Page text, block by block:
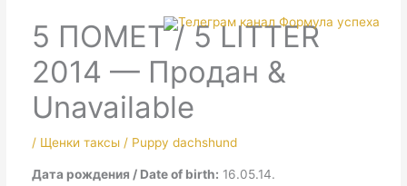
5 ПОМЕТ / 5 LITTER
2014 — Продан &
Unavailable
/ Щенки таксы / Puppy dachshund
Дата рождения / Date of birth: 16.05.14.